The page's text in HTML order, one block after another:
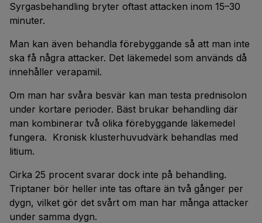
Syrgasbehandling bryter oftast attacken inom 15–30
minuter.
Man kan även behandla förebyggande så att man inte
ska få några attacker. Det läkemedel som används då
innehåller verapamil.
Om man har svåra besvär kan man testa prednisolon
under kortare perioder. Bäst brukar behandling där
man kombinerar två olika förebyggande läkemedel
fungera. Kronisk klusterhuvudvärk behandlas med
litium.
Cirka 25 procent svarar dock inte på behandling.
Triptaner bör heller inte tas oftare än två gånger per
dygn, vilket gör det svårt om man har många attacker
under samma dygn.